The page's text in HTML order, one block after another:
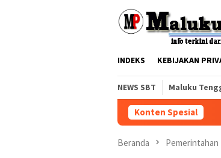
INDEKS KEBIJAKAN
NEWS SBT Maluku
Konten Spesial
Beranda Pemerintahan